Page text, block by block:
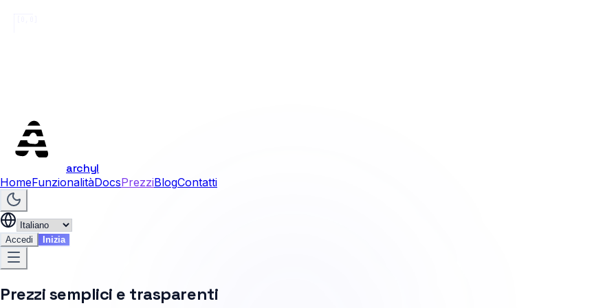
archyl
HomeFunzionalitàDocsPrezziBlogContatti
Accedi Inizia
Prezzi semplici e trasparenti